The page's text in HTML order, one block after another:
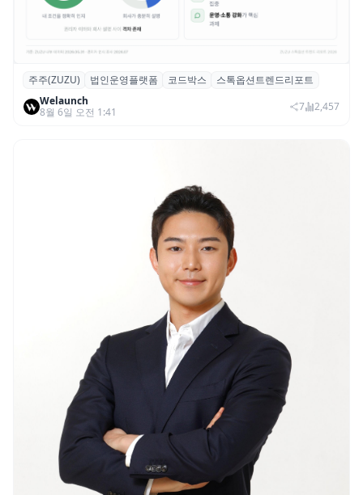
스톡옵션 취소율 2년 만에 18.2%→31.3%…
권리 발생 즉시 행사 비중도 급증
주주(ZUZU) 법인운영플랫폼 코드박스
스톡옵션트렌드리포트
Welaunch
8월 6일 오전 1:41
7 2,457